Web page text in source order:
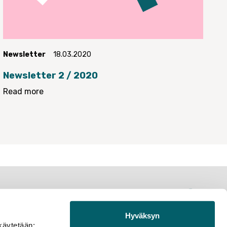
Hyväksyn
Newsletter 18.03.2020
Newsletter 2 / 2020
Read more
Contact us
Membership
Member associations